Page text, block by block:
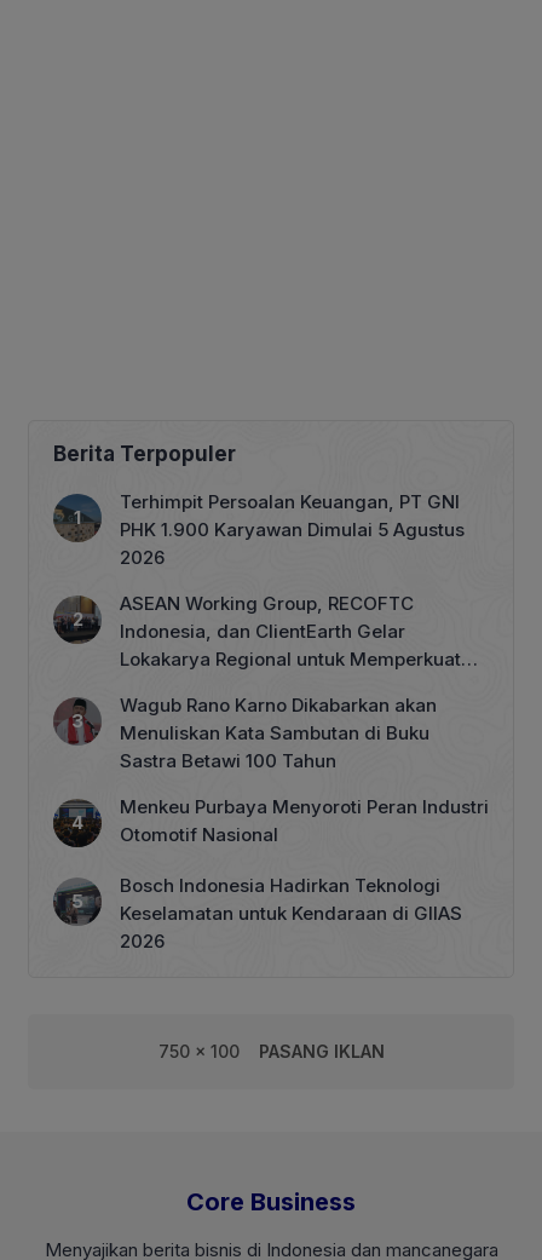
Berita Terpopuler
Terhimpit Persoalan Keuangan, PT GNI
PHK 1.900 Karyawan Dimulai 5 Agustus
2026
ASEAN Working Group, RECOFTC
Indonesia, dan ClientEarth Gelar
Lokakarya Regional untuk Memperkuat
Wagub Rano Karno Dikabarkan akan
Menuliskan Kata Sambutan di Buku
Sastra Betawi 100 Tahun
Menkeu Purbaya Menyoroti Peran Industri
Otomotif Nasional
Bosch Indonesia Hadirkan Teknologi
Keselamatan untuk Kendaraan di GIIAS
2026
750 x 100 PASANG IKLAN
Core Business
Menyajikan berita bisnis di Indonesia dan mancanegara